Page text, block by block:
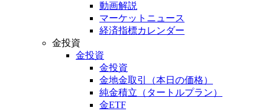
動画解説
マーケットニュース
経済指標カレンダー
金投資
金投資
金投資
金地金取引
（本日の価格）
純金積立 （タートルプラン）
金ETF